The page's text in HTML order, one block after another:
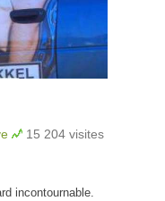
15 204 visites
incontournable.